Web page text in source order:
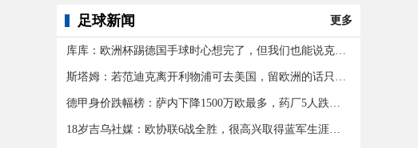
足球新闻 更多
库库：欧洲杯踢德国手球时心想完了，但我们也能说克罗斯应被罚下
斯塔姆：若范迪克离开利物浦可去美国，留欧洲的话只有皇马可行
德甲身价跌幅榜：萨内下降1500万欧最多，药厂5人跌幅超500万欧
18岁吉乌社媒：欧协联6战全胜，很高兴取得蓝军生涯首个帽子戏法